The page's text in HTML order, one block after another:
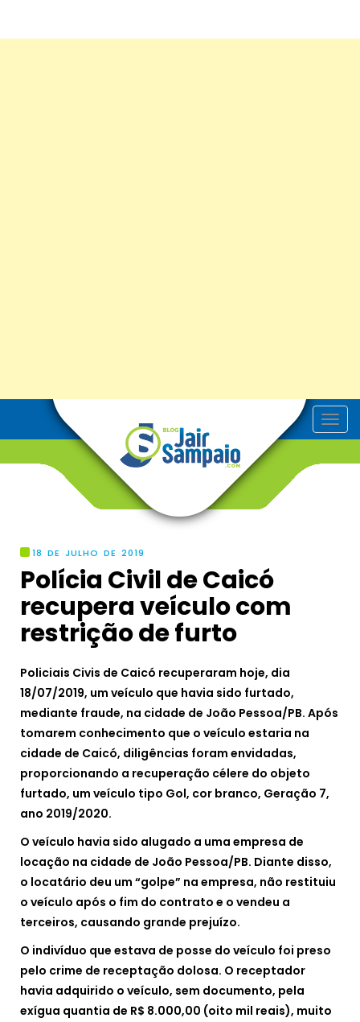
T
o
18 DE JULHO DE 2019
Polícia Civil de Caicó
recupera veículo com
restrição de furto
Policiais Civis de Caicó recuperaram hoje, dia
18/07/2019, um veículo que havia sido furtado,
mediante fraude, na cidade de João Pessoa/PB. Após
tomarem conhecimento que o veículo estaria na
cidade de Caicó, diligências foram envidadas,
proporcionando a recuperação célere do objeto
furtado, um veículo tipo Gol, cor branco, Geração 7,
ano 2019/2020.
O veículo havia sido alugado a uma empresa de
locação na cidade de João Pessoa/PB. Diante disso,
o locatário deu um “golpe” na empresa, não restituiu
o veículo após o fim do contrato e o vendeu a
terceiros, causando grande prejuízo.
O indivíduo que estava de posse do veículo foi preso
pelo crime de receptação dolosa. O receptador
havia adquirido o veículo, sem documento, pela
exígua quantia de R$ 8.000,00 (oito mil reais), muito